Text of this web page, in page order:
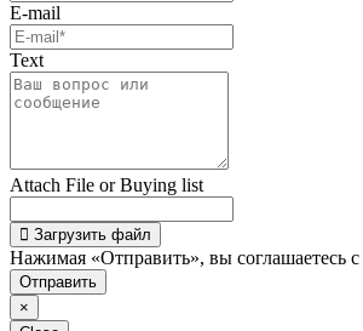
E-mail
Text
Attach File or Buying list
Загрузить файл
Нажимая «Отправить», вы соглашаетесь с
Отправить
×